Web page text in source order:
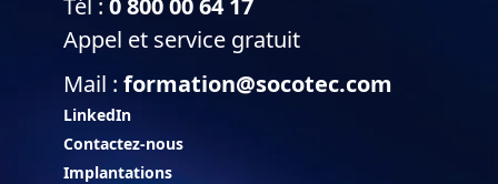
Appel et service gratuit
Mail : formation@socotec.com
LinkedIn
Contactez-nous
Implantations